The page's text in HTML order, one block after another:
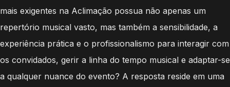
mais exigentes na Aclimação possua não apenas um
repertório musical vasto, mas também a sensibilidade, a
experiência prática e o profissionalismo para interagir com
os convidados, gerir a linha do tempo musical e adaptar-se
a qualquer nuance do evento? A resposta reside em uma